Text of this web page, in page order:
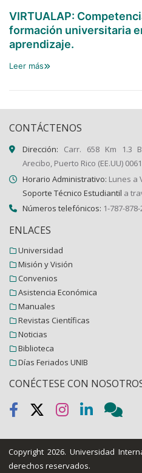
VIRTUALAP:
formación universitaria
aprendizaje.
Leer más
CONTÁCTENOS
Dirección: Carr. 658 Km 1.3
Arecibo, Puerto Rico (EE.UU)
Horario Administrativo: Lunes a
Soporte Técnico Estudiantil a
Números telefónicos: 1-787-
ENLACES
Universidad
Misión y Visión
Convenios
Asistencia Económica
Manuales
Revistas Científicas
Noticias
Biblioteca
Días Feriados UNIB
CONÉCTESE CON
Copyright 2026. Universidad
derechos reservados.